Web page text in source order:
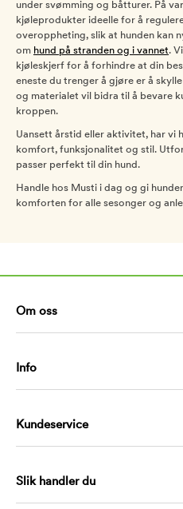
under svømming og båtturer. På
kjøleprodukter ideelle for å
overoppheting, slik at hunden kan
om hund på stranden og i vannet.
kjøleskjerf for å forhindre at din
eneste du trenger å gjøre er å
og materialet vil bidra til å bevare
kroppen.
Uansett årstid eller aktivitet, har vi
komfort, funksjonalitet og stil.
passer perfekt til din hund.
Handle hos Musti i dag og gi
komforten for alle sesonger og
Om oss
Info
Kundeservice
Slik handler du